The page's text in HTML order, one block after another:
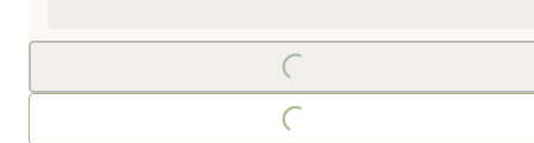
Loading...
Loading...